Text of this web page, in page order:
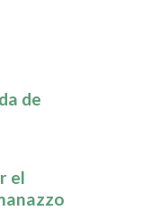
de
el